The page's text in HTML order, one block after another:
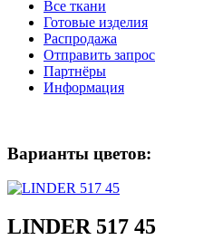
Все ткани
Готовые изделия
Распродажа
Отправить запрос
Партнёры
Информация
Варианты цветов:
LINDER 517 45